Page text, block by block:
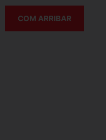
COM ARRIBAR